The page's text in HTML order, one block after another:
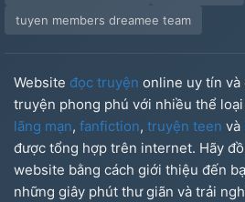
tuyen members dreamee team
Website đọc truyện online uy tín và
truyện phong phú với nhiều thể
lãng mạn, fanfiction, truyện teen và
được tổng hợp trên internet. Hãy
website bằng cách giới thiệu đến
những giây phút thư giãn và trải